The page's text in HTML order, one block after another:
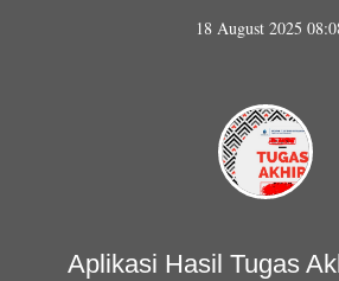
18 August 2025
Aplikasi Hasil Tugas